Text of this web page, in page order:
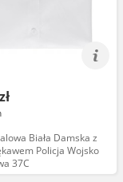
Biała Damska z
Policja Wojsko
37C